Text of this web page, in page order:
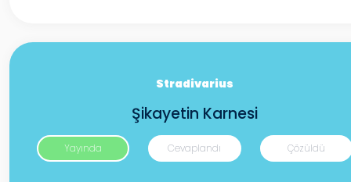
Stradivarius
Şikayetin Karnesi
Yayında Cevaplandı Çözüldü